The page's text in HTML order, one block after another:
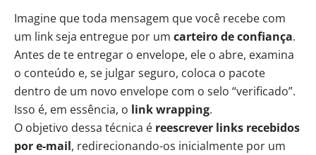
Imagine que toda mensagem que você recebe com
um link seja entregue por um carteiro de confiança.
Antes de te entregar o envelope, ele o abre, examina
o conteúdo e, se julgar seguro, coloca o pacote
dentro de um novo envelope com o selo “verificado”.
Isso é, em essência, o link wrapping.
O objetivo dessa técnica é reescrever links recebidos
por e-mail, redirecionando-os inicialmente por um